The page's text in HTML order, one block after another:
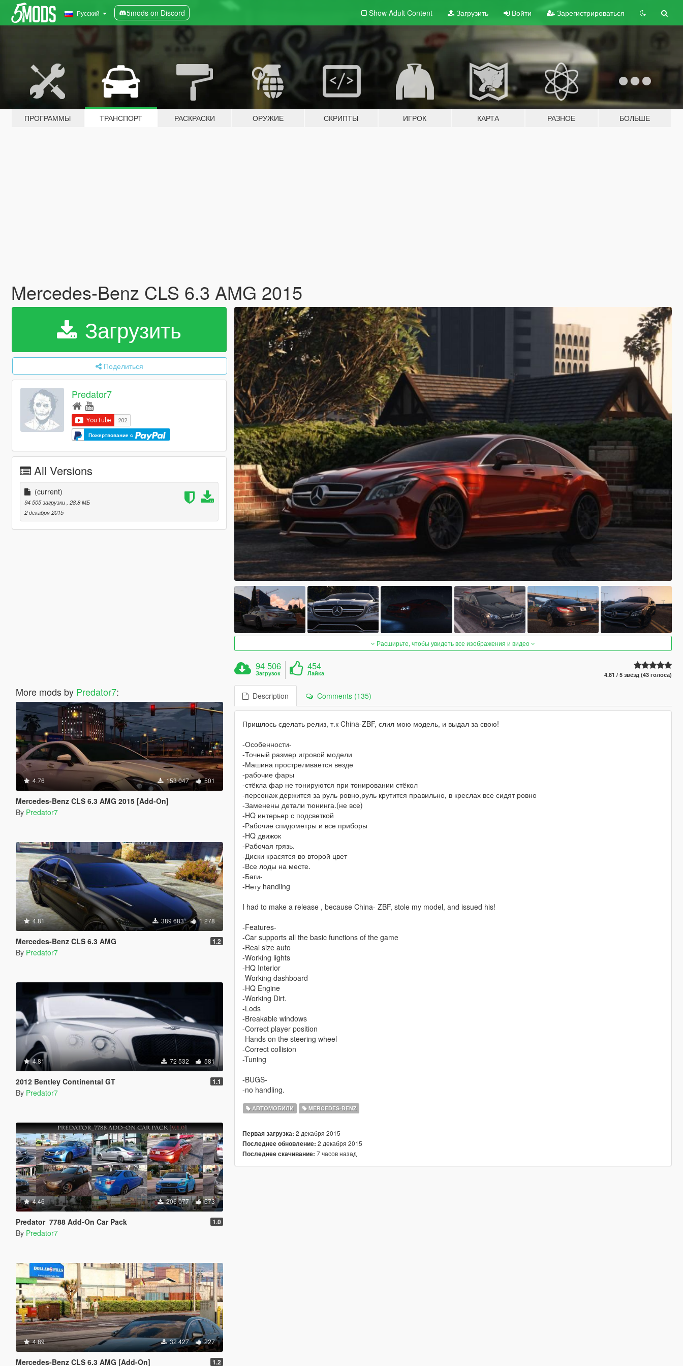
Русский 5mods on Discord Show Adult Content Загрузить Войти Зарегистрироваться
ПРОГРАММЫ ТРАНСПОРТ РАСКРАСКИ ОРУЖИЕ СКРИПТЫ ИГРОК КАРТА РАЗНОЕ БОЛЬШЕ
Mercedes-Benz CLS 6.3 AMG 2015
Загрузить
Поделиться
Predator7
Пожертвование с
All Versions
(current)
94 505 загрузки, 28,8 МБ
2 декабря 2015
More mods by Predator7:
4.76 153 047 501
Mercedes-Benz CLS 6.3 AMG 2015 [Add-On]
By Predator7
4.81 389 683 1 278
Mercedes-Benz CLS 6.3 AMG 1.2
By Predator7
4.81 72 532 581
2012 Bentley Continental GT 1.1
By Predator7
4.46 206 077 573
Predator_7788 Add-On Car Pack 1.0
By Predator7
4.89 32 427 227
Mercedes-Benz CLS 6.3 AMG [Add-On] 1.2
Расширьте, чтобы увидеть все изображения и видео
94 506
Загрузок
454
Лайка 4.81 / 5 звёзд (43 голоса)
Description Comments (135)
Пришлось сделать релиз, т.к China-ZBF, слил мою модель, и выдал за свою!
-Особенности-
-Точный размер игровой модели
-Машина простреливается везде
-рабочие фары
-стёкла фар не тонируются при тонировании стёкол
-персонаж держится за руль ровно,руль крутится правильно, в креслах все сидят ровно
-Заменены детали тюнинга.(не все)
-HQ интерьер с подсветкой
-Рабочие спидометры и все приборы
-HQ движок
-Рабочая грязь.
-Диски красятся во второй цвет
-Все лоды на месте.
-Баги-
-Нету handling
I had to make a release , because China- ZBF, stole my model, and issued his!
-Features-
-Car supports all the basic functions of the game
-Real size auto
-Working lights
-HQ Interior
-Working dashboard
-HQ Engine
-Working Dirt.
-Lods
-Breakable windows
-Correct player position
-Hands on the steering wheel
-Correct collision
-Tuning
-BUGS-
-no handling.
АВТОМОБИЛИ MERCEDES-BENZ
Первая загрузка: 2 декабря 2015
Последнее обновление: 2 декабря 2015
Последнее скачивание: 7 часов назад